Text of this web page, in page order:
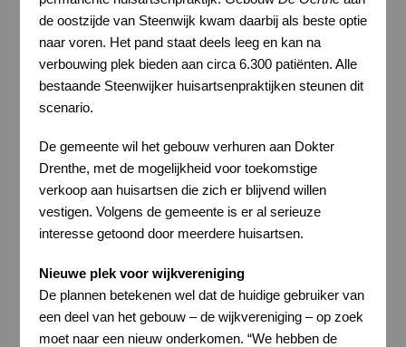
de oostzijde van Steenwijk kwam daarbij als beste optie
naar voren. Het pand staat deels leeg en kan na
verbouwing plek bieden aan circa 6.300 patiënten. Alle
bestaande Steenwijker huisartsenpraktijken steunen dit
scenario.
De gemeente wil het gebouw verhuren aan Dokter
Drenthe, met de mogelijkheid voor toekomstige
verkoop aan huisartsen die zich er blijvend willen
vestigen. Volgens de gemeente is er al serieuze
interesse getoond door meerdere huisartsen.
Nieuwe plek voor wijkvereniging
De plannen betekenen wel dat de huidige gebruiker van
een deel van het gebouw – de wijkvereniging – op zoek
moet naar een nieuw onderkomen. “We hebben de